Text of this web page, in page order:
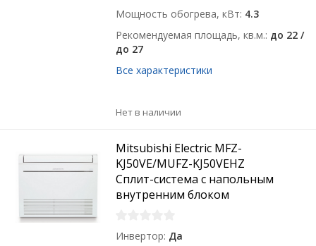
Мощность обогрева, кВт 4.3
Рекомендуемая площадь, кв.м. до 22 /
до 27
Все характеристики
Нет в наличии
Mitsubishi Electric MFZ-
KJ50VE/MUFZ-KJ50VEHZ
Сплит-система с напольным
внутренним блоком
Инвертор Да